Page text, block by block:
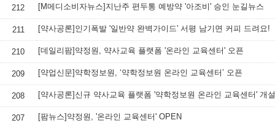
212 [M메디소비자뉴스]지난주 편두통 예방약 '아조비' 승인 눈길뉴스
211 [약사공론]인기폭발 '일반약 완벽가이드' 서평 남기면 커피 드려요!
210 [데일리팜]약정원, 약사교육 플랫폼 '온라인 교육센터' 오픈
209 [약업신문]약학정보원, ‘약학정보원 온라인 교육센터’ 오픈
208 [약사공론]신규 약사교육 플랫폼 '약학정보원 온라인 교육센터' 개설
207 [팜뉴스]약정원, '온라인 교육센터' OPEN